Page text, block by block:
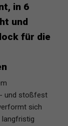
in 6
und
für die
und stoßfest
sich